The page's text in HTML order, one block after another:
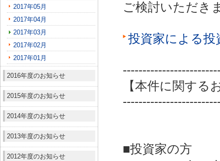
2017年05月
2017年04月
2017年03月
2017年02月
2017年01月
2016年度のお知らせ
2015年度のお知らせ
2014年度のお知らせ
2013年度のお知らせ
2012年度のお知らせ
ご検討いただき
投資家による
【本件に関する
■投資家の方